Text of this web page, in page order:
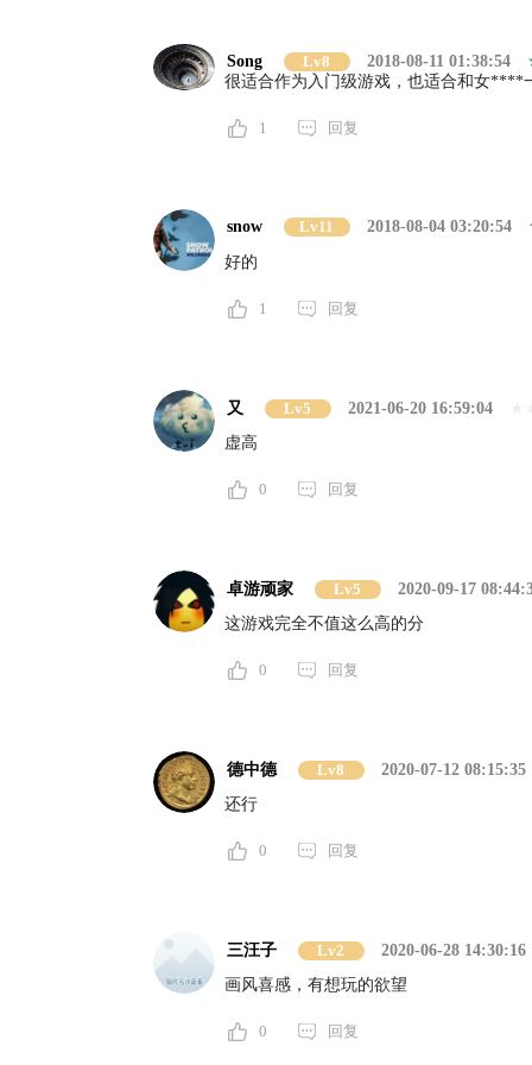
Song Lv8
2018-08-11 01:38:54
很适合作为入门级游戏，也适合和女****
1 回复
snow Lv11
2018-08-04 03:20:54
好的
1 回复
又 Lv5
2021-06-20 16:59:04
虚高
0 回复
卓游顽家 Lv5
2020-09-17
这游戏完全不值这么高的分
0 回复
德中德 Lv8
2020-07-12 08:15:35
还行
0 回复
三汪子 Lv2
2020-06-28 14:30:16
画风喜感，有想玩的欲望
0 回复